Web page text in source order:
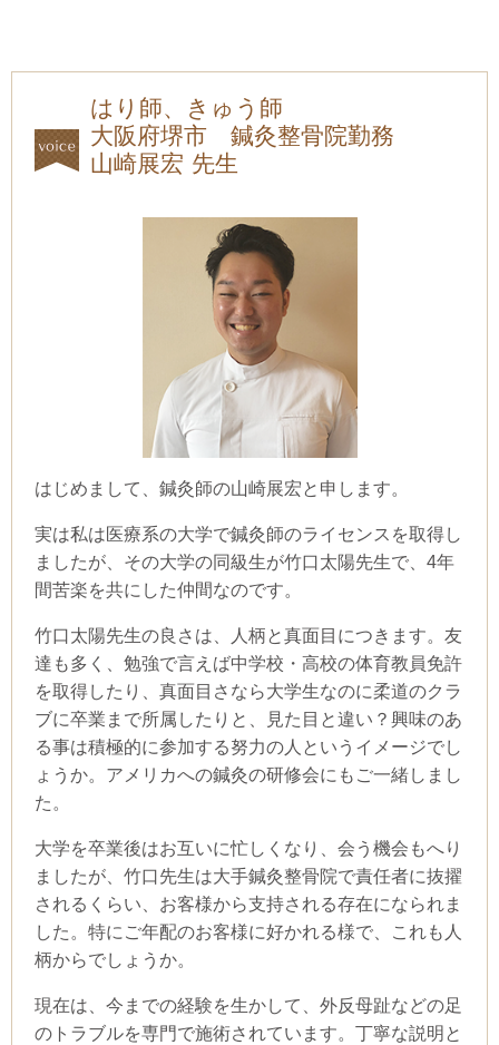
はり師、きゅう師
大阪府堺市 鍼灸整骨院勤務
山崎展宏 先生
はじめまして、鍼灸師の山崎展宏と申します。
実は私は医療系の大学で鍼灸師のライセンスを取得し
ましたが、その大学の同級生が竹口太陽先生で、4年
間苦楽を共にした仲間なのです。
竹口太陽先生の良さは、人柄と真面目につきます。友
達も多く、勉強で言えば中学校・高校の体育教員免許
を取得したり、真面目さなら大学生なのに柔道のクラ
ブに卒業まで所属したりと、見た目と違い？興味のあ
る事は積極的に参加する努力の人というイメージでし
ょうか。アメリカへの鍼灸の研修会にもご一緒しまし
た。
大学を卒業後はお互いに忙しくなり、会う機会もへり
ましたが、竹口先生は大手鍼灸整骨院で責任者に抜擢
されるくらい、お客様から支持される存在になられま
した。特にご年配のお客様に好かれる様で、これも人
柄からでしょうか。
現在は、今までの経験を生かして、外反母趾などの足
のトラブルを専門で施術されています。丁寧な説明と